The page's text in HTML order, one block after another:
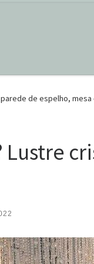
parede de espelho,
Lustre